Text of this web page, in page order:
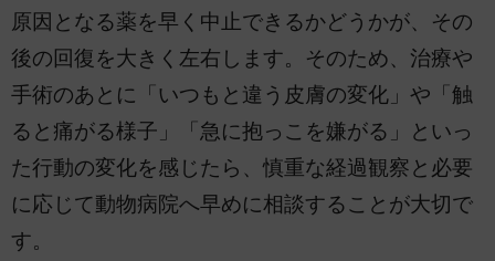
原因となる薬を早く中止できるかどうかが、その
後の回復を大きく左右します。そのため、治療や
手術のあとに「いつもと違う皮膚の変化」や「触
ると痛がる様子」「急に抱っこを嫌がる」といっ
た行動の変化を感じたら、慎重な経過観察と必要
に応じて動物病院へ早めに相談することが大切で
す。